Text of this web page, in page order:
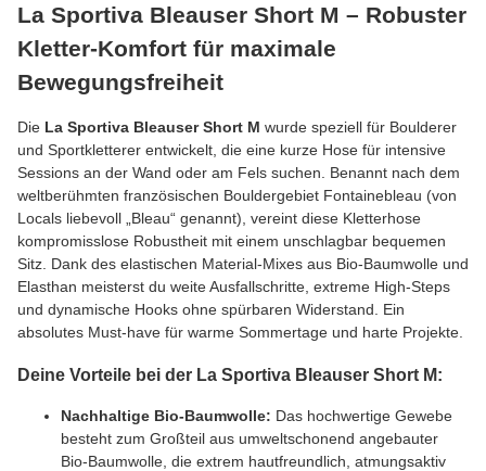
La Sportiva Bleauser Short M – Robuster
Kletter-Komfort für maximale
Bewegungsfreiheit
Die La Sportiva Bleauser Short M wurde speziell für Boulderer
und Sportkletterer entwickelt, die eine kurze Hose für intensive
Sessions an der Wand oder am Fels suchen. Benannt nach dem
weltberühmten französischen Bouldergebiet Fontainebleau (von
Locals liebevoll „Bleau“ genannt), vereint diese Kletterhose
kompromisslose Robustheit mit einem unschlagbar bequemen
Sitz. Dank des elastischen Material-Mixes aus Bio-Baumwolle und
Elasthan meisterst du weite Ausfallschritte, extreme High-Steps
und dynamische Hooks ohne spürbaren Widerstand. Ein
absolutes Must-have für warme Sommertage und harte Projekte.
Deine Vorteile bei der La Sportiva Bleauser Short M:
Nachhaltige Bio-Baumwolle: Das hochwertige Gewebe
besteht zum Großteil aus umweltschonend angebauter
Bio-Baumwolle, die extrem hautfreundlich, atmungsaktiv